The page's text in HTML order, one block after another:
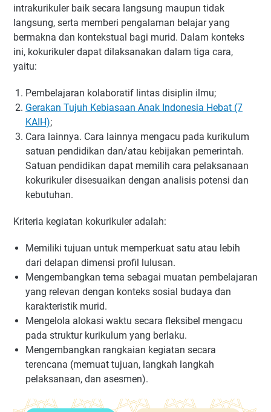
intrakurikuler baik secara langsung maupun tidak
langsung, serta memberi pengalaman belajar yang
bermakna dan kontekstual bagi murid. Dalam konteks
ini, kokurikuler dapat dilaksanakan dalam tiga cara,
yaitu:
Pembelajaran kolaboratif lintas disiplin ilmu;
Gerakan Tujuh Kebiasaan Anak Indonesia Hebat (7
KAIH);
Cara lainnya. Cara lainnya mengacu pada kurikulum
satuan pendidikan dan/atau kebijakan pemerintah.
Satuan pendidikan dapat memilih cara pelaksanaan
kokurikuler disesuaikan dengan analisis potensi dan
kebutuhan.
Kriteria kegiatan kokurikuler adalah:
Memiliki tujuan untuk memperkuat satu atau lebih
dari delapan dimensi profil lulusan.
Mengembangkan tema sebagai muatan pembelajaran
yang relevan dengan konteks sosial budaya dan
karakteristik murid.
Mengelola alokasi waktu secara fleksibel mengacu
pada struktur kurikulum yang berlaku.
Mengembangkan rangkaian kegiatan secara
terencana (memuat tujuan, langkah langkah
pelaksanaan, dan asesmen).